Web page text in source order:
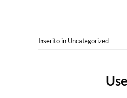
Inserito in Uncategorized